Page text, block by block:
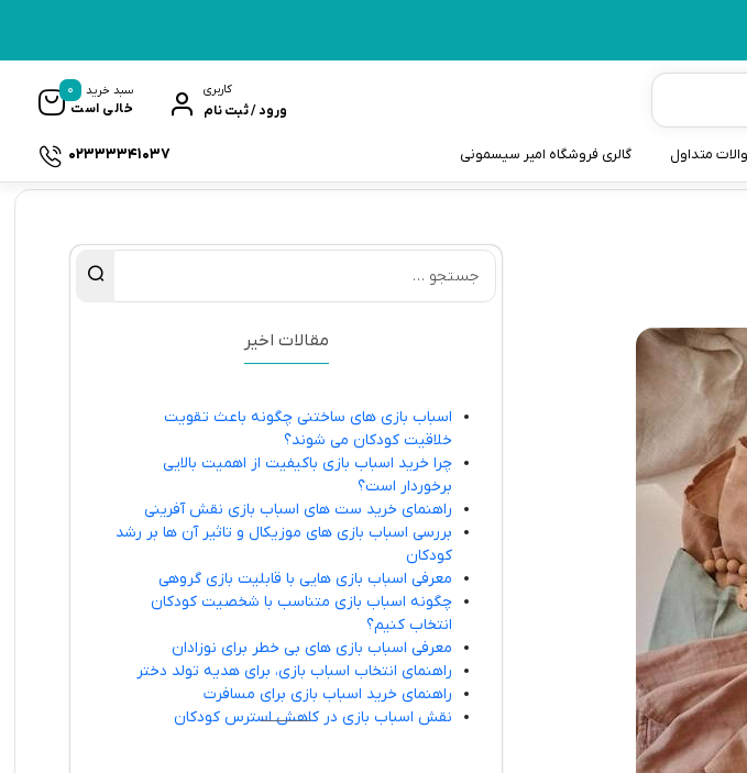
کاربری
ورود / ثبت نام
سبد خرید
خالی است
0
مایع استریل
متداول گالری فروشگاه امیر سیسمونی 02333341037
مقالات اخیر
اسباب بازی های ساختنی چگونه باعث تقویت
خلاقیت کودکان می شوند؟
چرا خرید اسباب بازی باکیفیت از اهمیت بالایی
برخوردار است؟
راهنمای خرید ست های اسباب بازی نقش آفرینی
بررسی اسباب بازی های موزیکال و تاثیر آن ها بر رشد
کودکان
معرفی اسباب بازی هایی با قابلیت بازی گروهی
چگونه اسباب بازی متناسب با شخصیت کودکان
انتخاب کنیم؟
معرفی اسباب بازی های بی خطر برای نوزادان
راهنمای انتخاب اسباب بازی، برای هدیه تولد دختر
راهنمای خرید اسباب بازی برای مسافرت
نقش اسباب بازی در کاهش استرس کودکان